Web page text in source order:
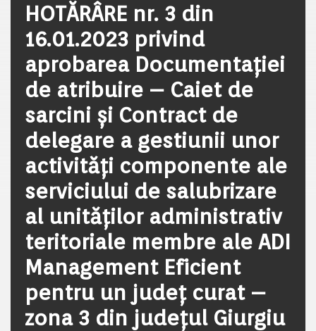
HOTĂRÂRE nr. 3 din
16.01.2023 privind
aprobarea Documentaţiei
de atribuire – Caiet de
sarcini și Contract de
delegare a gestiunii unor
activităţi componente ale
serviciului de salubrizare
al unităților administrativ
teritoriale membre ale ADI
Management Eficient
pentru un județ curat –
zona 3 din județul Giurgiu